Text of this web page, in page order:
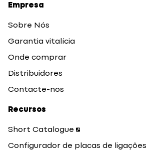
Empresa
Sobre Nós
Garantia vitalícia
Onde comprar
Distribuidores
Contacte-nos
Recursos
Short Catalogue
Configurador de placas de ligações